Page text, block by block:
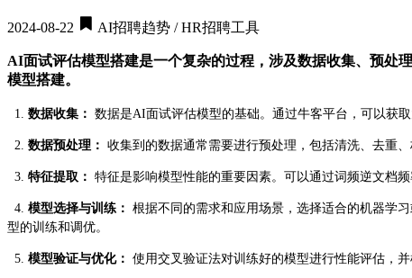
2024-08-22 AI招聘趋势 / HR招聘工具
AI面试评估模型搭建是一个复杂的过程，涉及数据收集、预处
模型搭建。
1. 数据收集： 数据是AI面试评估模型的基础。通过牛客平台，可以获
2. 数据预处理： 收集到的数据通常需要进行预处理，包括清洗、去重
3. 特征提取： 特征是影响模型性能的重要因素。可以通过词频逆文档
4. 模型选择与训练： 根据不同的需求和应用场景，选择适合的机器学
型的训练和调优。
5. 模型验证与优化： 使用交叉验证法对训练好的模型进行性能评估，